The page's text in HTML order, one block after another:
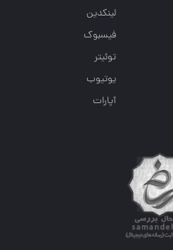
لینکدین
فیسبوک
توئیتر
یوتیوب
آپارات